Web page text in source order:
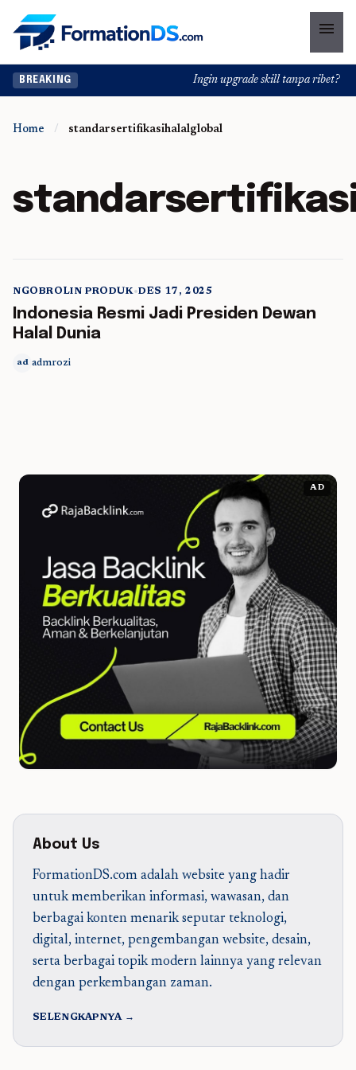
menu
BREAKING Ingin upgrade skill tanpa ribet?
Home / standarsertifikasihalalglobal
5 min read
NGOBROLIN PRODUK•DES 17, 2025
Indonesia Resmi Jadi Presiden Dewan
Halal Dunia
ad admrozi
AD
About Us
FormationDS.com adalah website yang hadir
untuk memberikan informasi, wawasan, dan
berbagai konten menarik seputar teknologi,
digital, internet, pengembangan website, desain,
serta berbagai topik modern lainnya yang relevan
dengan perkembangan zaman.
SELENGKAPNYA →